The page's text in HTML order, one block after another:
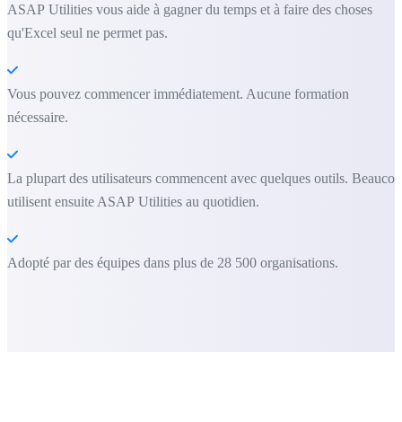
ASAP Utilities vous aide à gagner du temps et à faire des choses
qu'Excel seul ne permet pas.
Vous pouvez commencer immédiatement. Aucune formation
nécessaire.
La plupart des utilisateurs commencent avec quelques outils.
utilisent ensuite ASAP Utilities au quotidien.
Adopté par des équipes dans plus de 28 500 organisations.